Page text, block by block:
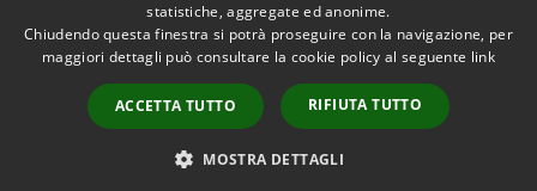
RSS
Accessibilità
Copyright © 2026 • Comune di
Casola in Lunigiana • Powered
byMunicipium
Accesso
redazione
statistiche, aggregate ed anonime.
Chiudendo questa finestra si potrà proseguire con la navigazione, per
maggiori dettagli può consultare la cookie policy al seguente link
ACCETTA TUTTO RIFIUTA TUTTO
MOSTRA DETTAGLI